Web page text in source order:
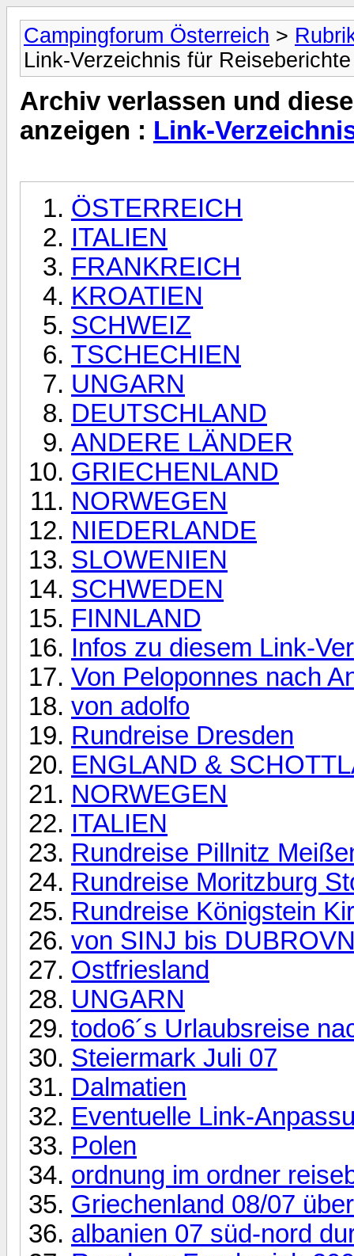
Campingforum Österreich >
Link-Verzeichnis für Reiseberichte
Archiv verlassen und
anzeigen : Link-
ÖSTERREICH
ITALIEN
FRANKREICH
KROATIEN
SCHWEIZ
TSCHECHIEN
UNGARN
DEUTSCHLAND
ANDERE LÄNDER
GRIECHENLAND
NORWEGEN
NIEDERLANDE
SLOWENIEN
SCHWEDEN
FINNLAND
Infos zu diesem Link-
Von Peloponnes nach
von adolfo
Rundreise Dresden
ENGLAND &
NORWEGEN
ITALIEN
Rundreise Pillnitz
Rundreise Moritzburg
Rundreise Königstein
von SINJ bis
Ostfriesland
UNGARN
todo6´s Urlaubsreise
Steiermark Juli 07
Dalmatien
Eventuelle Link-
Polen
ordnung im ordner
Griechenland 08/07
albanien 07 süd-nord